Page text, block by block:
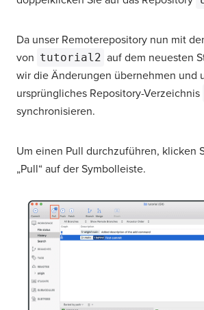
Da unser Remoterepository nun mit
von tutorial2 auf dem neuesten
wir die Änderungen übernehmen und
ursprüngliches Repository-Verzeichnis
synchronisieren.
Um einen Pull durchzuführen, klicken
„Pull“ auf der Symbolleiste.